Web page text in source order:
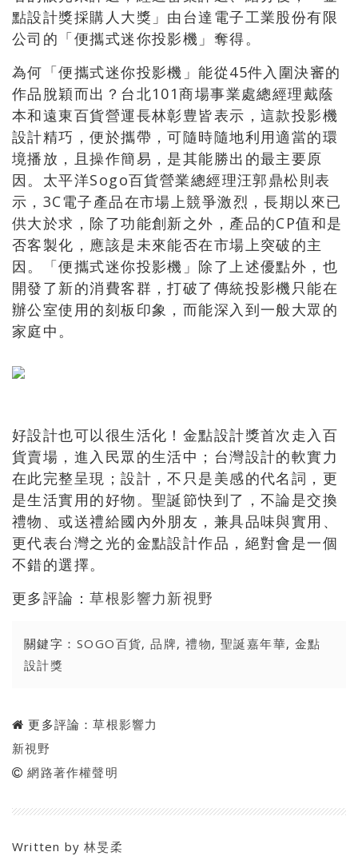
點設計獎採購人大獎」由台達電子工業股份有限
公司的「便攜式迷你投影機」奪得。
為何「便攜式迷你投影機」能從45件入圍決審的
作品脫穎而出？台北101商場事業處總經理戴蔭
本和遠東百貨營運長林彰豊皆表示，這款投影機
設計精巧，便於攜帶，可隨時隨地利用適當的環
境播放，且操作簡易，是其能勝出的最主要原
因。太平洋Sogo百貨營業總經理汪郭鼎松則表
示，3C電子產品在市場上競爭激烈，長期以來已
供大於求，除了功能創新之外，產品的CP值和是
否客製化，應該是未來能否在市場上突破的主
因。「便攜式迷你投影機」除了上述優點外，也
開發了新的消費客群，打破了傳統投影機只能在
辦公室使用的刻板印象，而能深入到一般大眾的
家庭中。
好設計也可以很生活化！金點設計獎首次走入百
貨賣場，進入民眾的生活中；台灣設計的軟實力
在此完整呈現；設計，不只是美感的代名詞，更
是生活實用的好物。聖誕節快到了，不論是交換
禮物、或送禮給國內外朋友，兼具品味與實用、
更代表台灣之光的金點設計作品，絕對會是一個
不錯的選擇。
更多評論：草根影響力新視野
關鍵字： SOGO百貨,品牌,禮物, 聖誕嘉年華, 金點
設計獎
更多評論：草根影響力
新視野
網路著作權聲明
Written by林旻柔